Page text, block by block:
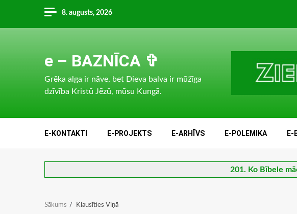
content
8. augusts, 2026
e – BAZNĪCA ✞
Grēka alga ir nāve, bet Dieva balva ir mūžīga
dzīvība Kristū Jēzū, mūsu Kungā.
E-KONTAKTI E-PROJEKTS E-ARHĪVS E-POLEMIKA E-
201. Ko Bībele
Sākums Klausīties Viņā